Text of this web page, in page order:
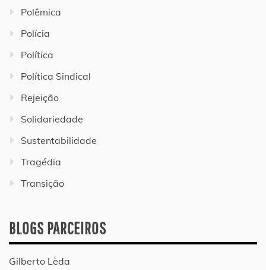
Polêmica
Polícia
Política
Política Sindical
Rejeição
Solidariedade
Sustentabilidade
Tragédia
Transição
BLOGS PARCEIROS
Gilberto Lèda